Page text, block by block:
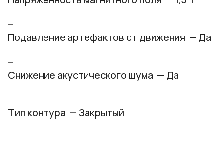
Подавление артефактов от движения — Да
Снижение акустического шума — Да
Тип контура — Закрытый